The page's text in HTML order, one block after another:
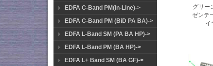
EDFA C-Band PM(In-Line)->
EDFA C-Band PM (BiD PA BA)->
EDFA L-Band SM (PA BA HP)->
EDFA L-Band PM (BA HP)->
EDFA L+ Band SM (BA GF)->
グリー
ゼンテ
イ